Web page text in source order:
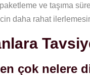
ve taşıma
daha rahat
en çok nelere